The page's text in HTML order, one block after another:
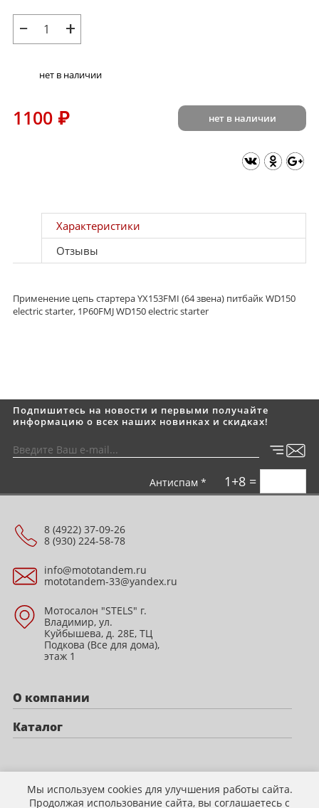
Мы используем cookies для улучшения работы сайта.
Продолжая использование сайта, вы соглашаетесь с
− +
нет в наличии
1100 ₽ нет в наличии
Характеристики
Отзывы
Применение цепь стартера YX153FMI (64 звена) питбайк WD150
electric starter, 1P60FMJ WD150 electric starter
Подпишитесь на новости и первыми получайте
информацию о всех наших новинках и скидках!
Антиспам * 1+8 =
8 (4922) 37-09-26
8 (930) 224-58-78
info@mototandem.ru
mototandem-33@yandex.ru
Мотосалон "STELS" г.
Владимир, ул.
Куйбышева, д. 28Е, ТЦ
Подкова (Все для дома),
этаж 1
О компании
Каталог
Политика конфиденциальности